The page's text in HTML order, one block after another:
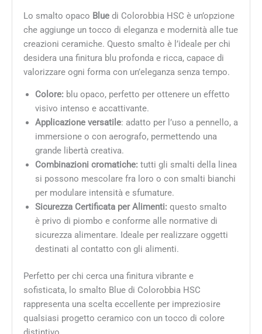
Lo smalto opaco Bluedi Colorobbia HSC è un’opzione
che aggiunge un tocco di eleganza e modernità alle tue
creazioni ceramiche. Questo smalto è l’ideale per chi
desidera una finitura blu profonda e ricca, capace di
valorizzare ogni forma con un’eleganza senza tempo.
Colore: blu opaco, perfetto per ottenere un effetto
visivo intenso e accattivante.
Applicazione versatile: adatto per l’uso a pennello, a
immersione o con aerografo, permettendo una
grande libertà creativa.
Combinazioni cromatiche: tutti gli smalti della linea
si possono mescolare fra loro o con smalti bianchi
per modulare intensità e sfumature.
Sicurezza Certificata per Alimenti: questo smalto
è privo di piombo e conforme alle normative di
sicurezza alimentare. Ideale per realizzare oggetti
destinati al contatto con gli alimenti.
Perfetto per chi cerca una finitura vibrante e
sofisticata, lo smalto Blue di Colorobbia HSC
rappresenta una scelta eccellente per impreziosire
qualsiasi progetto ceramico con un tocco di colore